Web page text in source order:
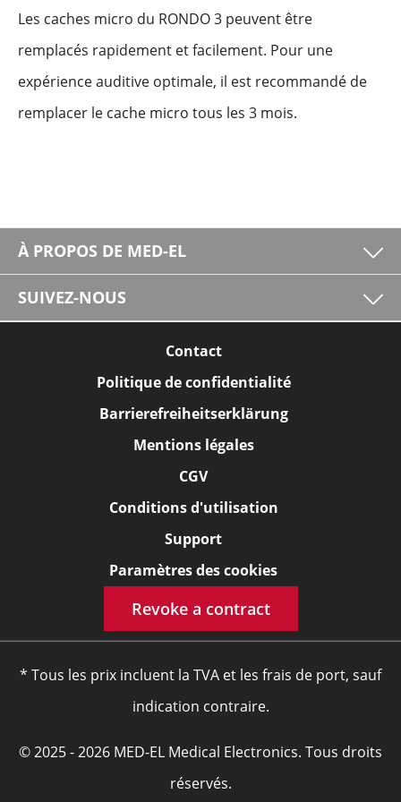
Les caches micro du RONDO 3 peuvent être
remplacés rapidement et facilement. Pour une
expérience auditive optimale, il est recommandé de
remplacer le cache micro tous les 3 mois.
À PROPOS DE MED-EL
SUIVEZ-NOUS
Contact
Politique de confidentialité
Barrierefreiheitserklärung
Mentions légales
CGV
Conditions d'utilisation
Support
Paramètres des cookies
Revoke a contract
* Tous les prix incluent la TVA et les frais de port, sauf
indication contraire.
© 2025 - 2026 MED-EL Medical Electronics. Tous droits
réservés.